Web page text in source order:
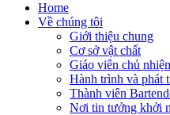
Home
Về chúng tôi
Giới thiệu chung
Cơ sở vật chất
Giáo viên chủ
Hành trình và phát
Thành viên
Nơi tin tưởng khởi